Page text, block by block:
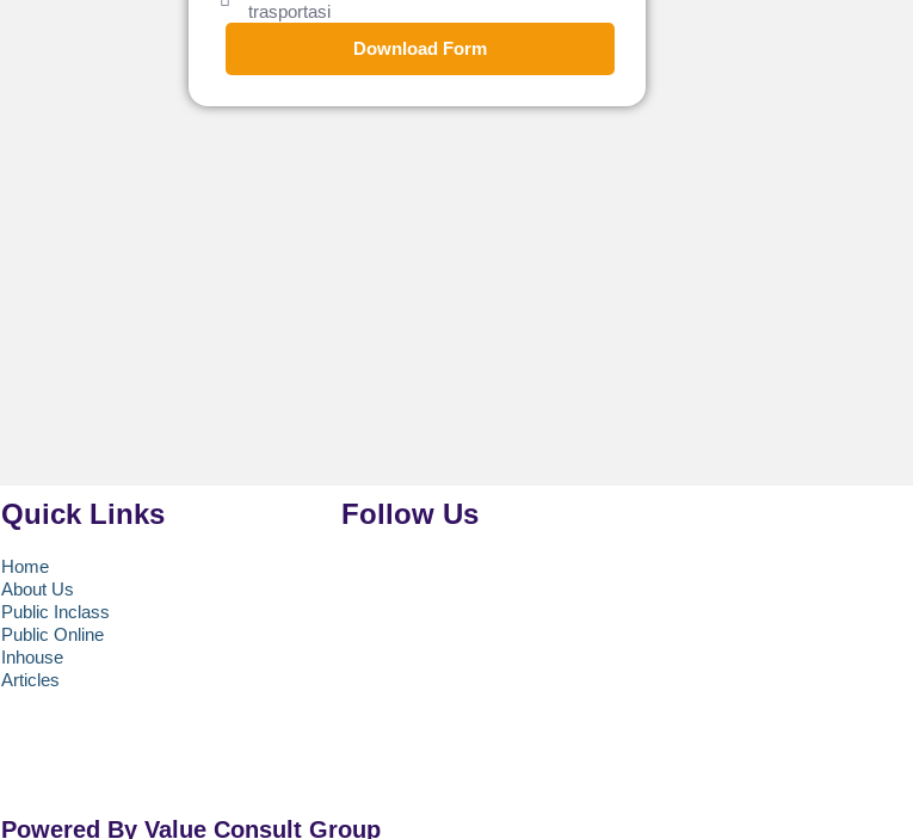
trasportasi
Download Form
Quick Links
Home
About Us
Public Inclass
Public Online
Inhouse
Articles
Follow Us
Powered By Value Consult Group